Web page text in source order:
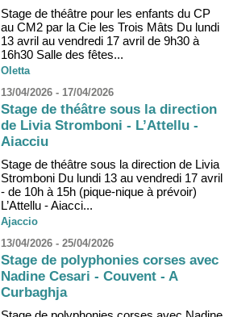
Stage de théâtre pour les enfants du CP
au CM2 par la Cie les Trois Mâts Du lundi
13 avril au vendredi 17 avril de 9h30 à
16h30 Salle des fêtes...
Oletta
13/04/2026 - 17/04/2026
Stage de théâtre sous la direction
de Livia Stromboni - L’Attellu -
Aiacciu
Stage de théâtre sous la direction de Livia
Stromboni Du lundi 13 au vendredi 17 avril
- de 10h à 15h (pique-nique à prévoir)
L’Attellu - Aiacci...
Ajaccio
13/04/2026 - 25/04/2026
Stage de polyphonies corses avec
Nadine Cesari - Couvent - A
Curbaghja